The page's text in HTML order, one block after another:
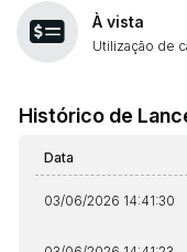
À vista
Utilização de
Histórico de
Data
03/06/2026 14:41:30